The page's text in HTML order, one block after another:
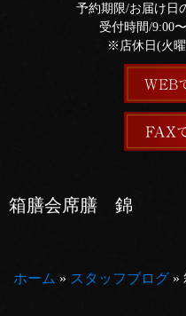
予約期限/お届け日
受付時間/9:00
※店休日(火
箱膳会席膳 錦
ホーム » スタッフブログ »